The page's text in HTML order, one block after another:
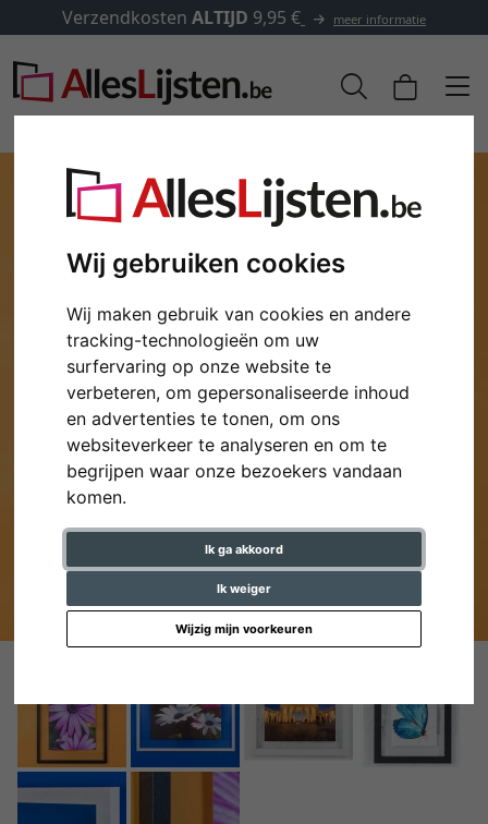
Wij gebruiken cookies
Wij maken gebruik van cookies en andere
tracking-technologieën om uw
surfervaring op onze website te
verbeteren, om gepersonaliseerde inhoud
en advertenties te tonen, om ons
websiteverkeer te analyseren en om te
begrijpen waar onze bezoekers vandaan
komen.
Ik ga akkoord
Ik weiger
Wijzig mijn voorkeuren
Verzendkosten ALTIJD 9,95 € meer informatie
Terug